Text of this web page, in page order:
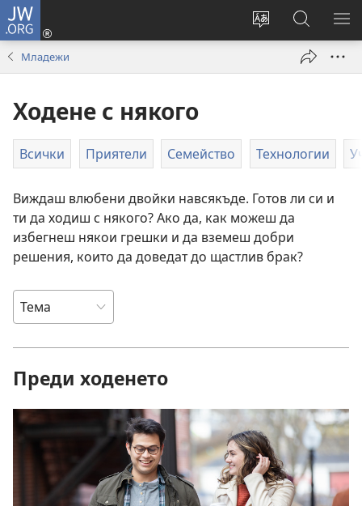
JW.ORG
Смени
Влез
(отваря
прозорец)
Търсене
в
JW.ORG
Младежи
Ходене с някого
Всички Приятели Семейство Технологии
Виждаш влюбени двойки навсякъде. Готов ли си и
ти да ходиш с някого? Ако да, как можеш да
избегнеш някои грешки и да вземеш добри
решения, които да доведат до щастлив брак?
Преди ходенето